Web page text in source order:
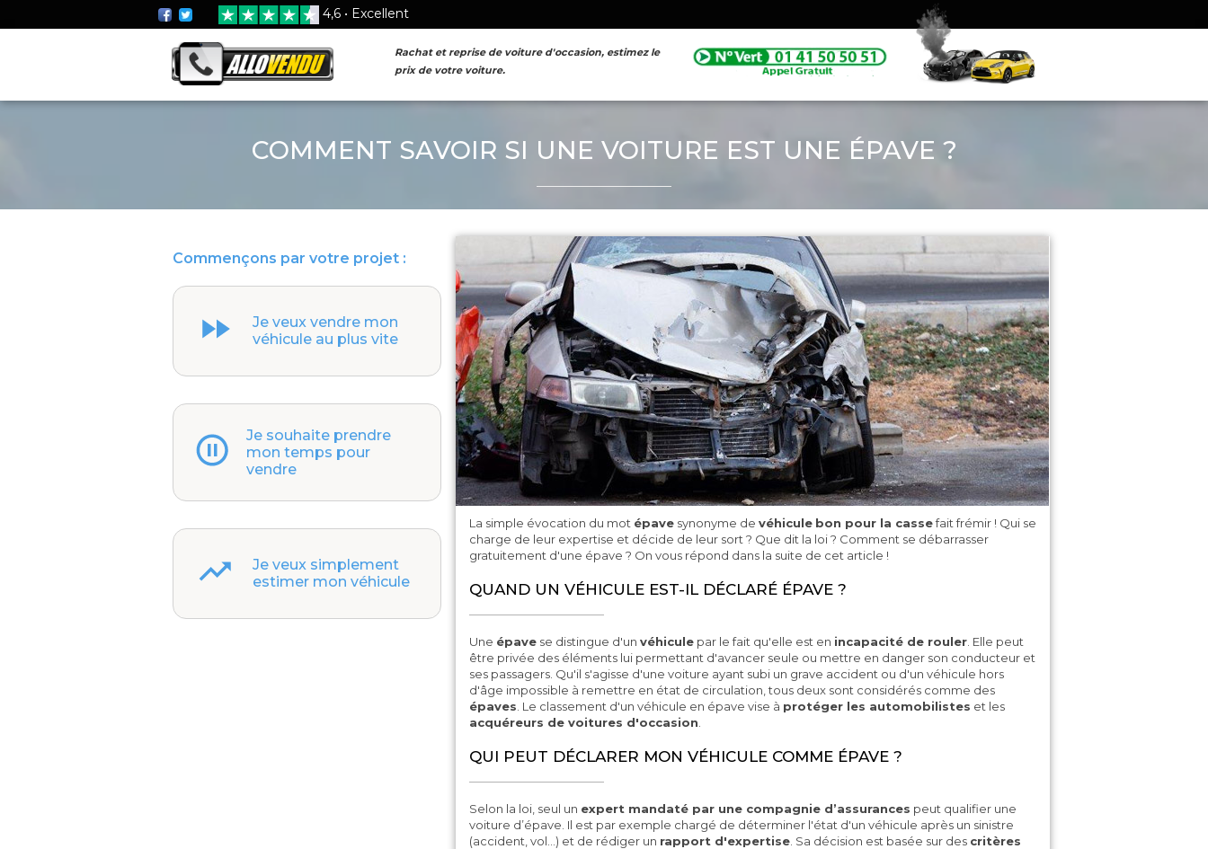
4,6 • Excellent
Rachat et reprise de voiture d'occasion, estimez le
prix de votre voiture.
COMMENT SAVOIR SI UNE VOITURE EST UNE ÉPAVE ?
Commençons par votre projet :
Je veux vendre mon
véhicule au plus vite
Je souhaite prendre
mon temps pour
vendre
Je veux simplement
estimer mon véhicule
La simple évocation du mot épavesynonyme de véhicule bon pour la cassefait frémir ! Qui se
charge de leur expertise et décide de leur sort ? Que dit la loi ? Comment se débarrasser
gratuitement d'une épave ? On vous répond dans la suite de cet article !
QUAND UN VÉHICULE EST-IL DÉCLARÉ ÉPAVE ?
Une épavese distingue d'un véhiculepar le fait qu'elle est en incapacité de rouler. Elle peut
être privée des éléments lui permettant d'avancer seule ou mettre en danger son conducteur et
ses passagers. Qu'il s'agisse d'une voiture ayant subi un grave accident ou d'un véhicule hors
d'âge impossible à remettre en état de circulation, tous deux sont considérés comme des
épaves . Le classement d'un véhicule en épave vise à protéger les automobilistes et les
acquéreurs de voitures d'occasion
QUI PEUT DÉCLARER MON VÉHICULE COMME ÉPAVE ?
Selon la loi, seul un expert mandaté par une compagnie d’assurances peut qualifier une
voiture d’épave. Il est par exemple chargé de déterminer l'état d'un véhicule après un sinistre
(accident, vol…) et de rédiger un rapport d'expertise. Sa décision est basée sur des critères